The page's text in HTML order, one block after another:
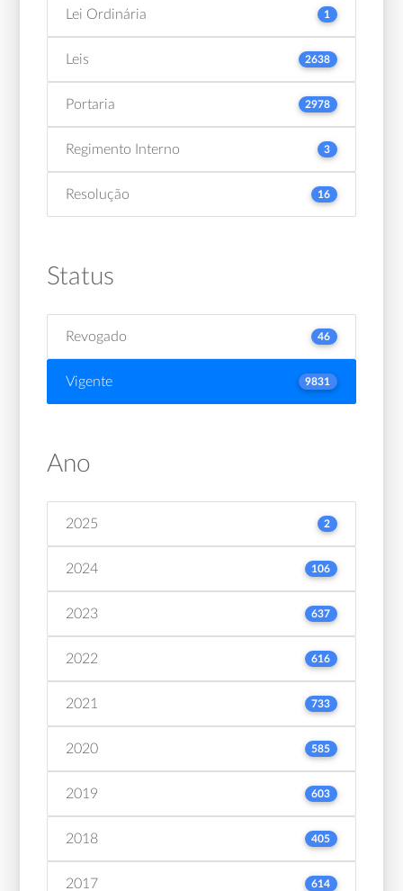
Lei Ordinária 1
Leis 2638
Portaria 2978
Regimento Interno 3
Resolução 16
Status
Revogado 46
Vigente 9831
Ano
2025 2
2024 106
2023 637
2022 616
2021 733
2020 585
2019 603
2018 405
2017 614